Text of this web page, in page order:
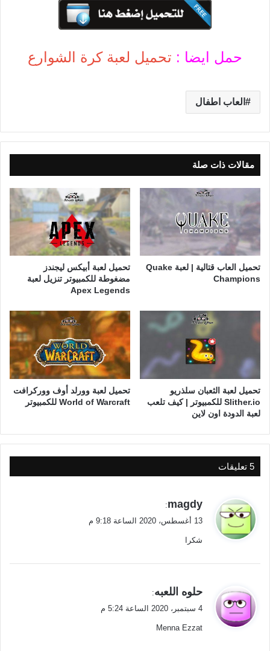
حمل ايضا : تحميل لعبة كرة الشوارع
العاب اطفال
مقالات ذات صلة
تحميل العاب قتالية | لعبة Quake
Champions
تحميل لعبة أبيكس ليجندز
مضغوطة للكمبيوتر تنزيل لعبة
Apex Legends
تحميل لعبة الثعبان سلذريو
Slither.io للكمبيوتر | كيف تلعب
لعبة الدودة اون لاين
تحميل لعبة وورلد أوف ووركرافت
World of Warcraft للكمبيوتر
‫5 تعليقات
ي
ق
ل
magdy
:
13 أغسطس، 2020 الساعة 9:18 م
شكرا
ي
ق
ل
حلوه اللعبه:
4 سبتمبر، 2020 الساعة 5:24 م
Menna Ezzat